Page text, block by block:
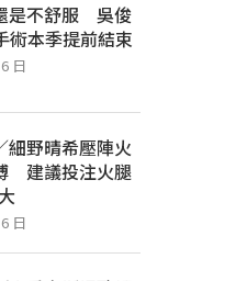
是不舒服 吳俊
術本季提前結束
日
細野晴希壓陣火
建議投注火腿
日